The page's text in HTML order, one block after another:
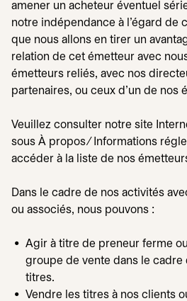
amener un acheteur éventuel
notre indépendance à l'égard de
que nous allons en tirer un
relation de cet émetteur avec
émetteurs reliés, avec nos
partenaires, ou ceux d'un de nos
Veuillez consulter notre site
sous À propos ∕ Informations
accéder à la liste de nos
Dans le cadre de nos activités
ou associés, nous pouvons :
Agir à titre de preneur ferme
groupe de vente dans le
titres.
Vendre les titres à nos clients